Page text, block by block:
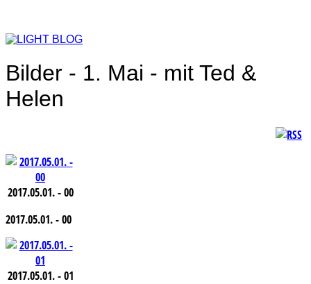
Bilder - 1. Mai - mit Ted &
Helen
2017.05.01. - 00
2017.05.01. - 00
2017.05.01. - 01